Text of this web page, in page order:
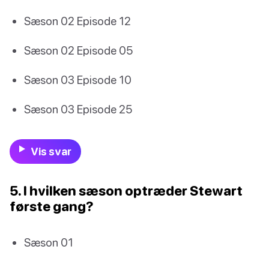
Sæson 02 Episode 12
Sæson 02 Episode 05
Sæson 03 Episode 10
Sæson 03 Episode 25
Vis svar
5. I hvilken sæson optræder Stewart
første gang?
Sæson 01